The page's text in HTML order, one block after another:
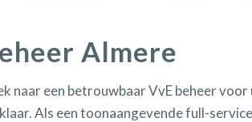
Almere
naar een betrouwbaar VvE beheer
Als een toonaangevende full-